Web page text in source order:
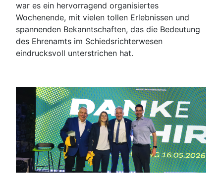
war es ein hervorragend organisiertes
Wochenende, mit vielen tollen Erlebnissen und
spannenden Bekanntschaften, das die Bedeutung
des Ehrenamts im Schiedsrichterwesen
eindrucksvoll unterstrichen hat.